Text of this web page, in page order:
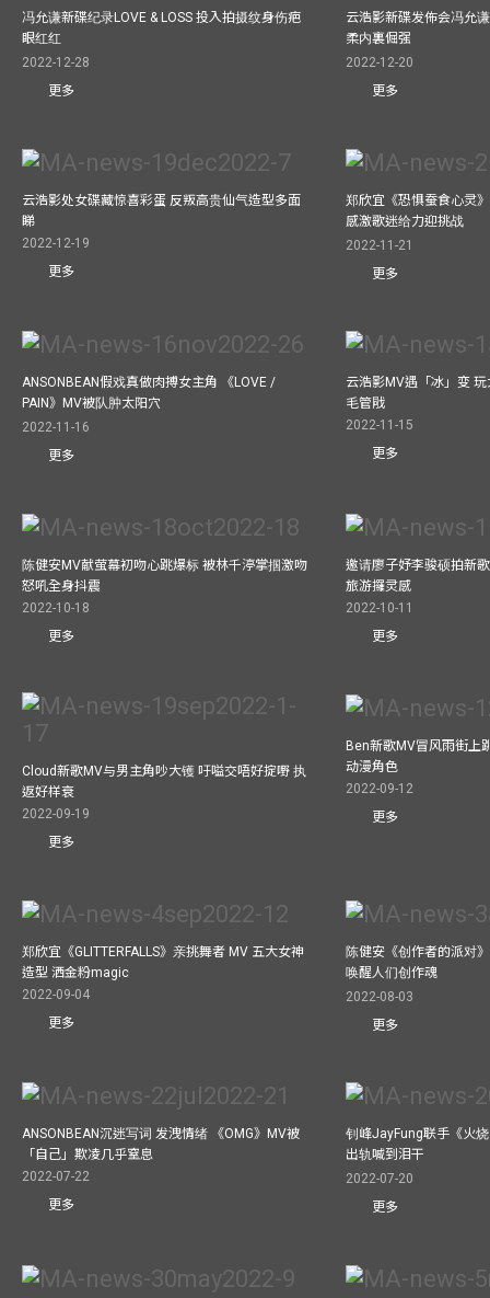
冯允谦新碟纪录LOVE & LOSS 投入拍摄纹身伤疤
眼红红
2022-12-28
更多
云浩影新碟发佈会冯允
柔内裏倔强
2022-12-20
更多
云浩影处女碟藏惊喜彩蛋 反叛高贵仙气造型多面
睇
2022-12-19
更多
郑欣宜《恐惧蚕食心灵
感激歌迷给力迎挑战
2022-11-21
更多
ANSONBEAN假戏真做肉搏女主角 《LOVE /
PAIN》MV被队肿太阳穴
2022-11-16
更多
云浩影MV遇「冰」变
毛管戙
2022-11-15
更多
陈健安MV献萤幕初吻心跳爆标 被林千渟掌掴激吻
怒吼全身抖震
2022-10-18
更多
邀请廖子妤李骏硕拍新
旅游攞灵感
2022-10-11
更多
Cloud新歌MV与男主角吵大镬 吁嗌交唔好掟嘢 执
返好样衰
2022-09-19
更多
Ben新歌MV冒风雨街上
动漫角色
2022-09-12
更多
郑欣宜《GLITTERFALLS》亲挑舞者 MV 五大女神
造型 洒金粉magic
2022-09-04
更多
陈健安《创作者的派对
唤醒人们创作魂
2022-08-03
更多
ANSONBEAN沉迷写词 发洩情绪 《OMG》MV被
「自己」欺凌几乎窒息
2022-07-22
更多
钊峰JayFung联手《火
出轨喊到泪干
2022-07-20
更多